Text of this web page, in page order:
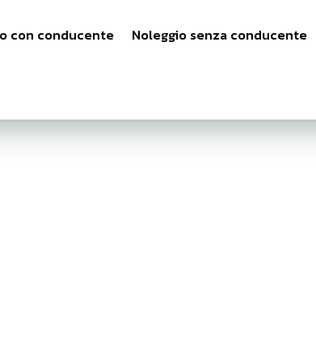
con conducente Noleggio senza conducente